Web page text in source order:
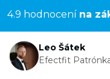
4.9 hodnocení na
Leo Šátek
Efectfit